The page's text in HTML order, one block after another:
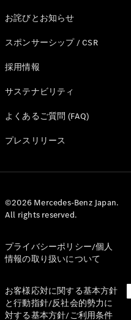
お詫びとお知らせ
スポンサーシップ / CSR
採用情報
サステナビリティ
よくあるご質問 (FAQ)
プレスリリース
©2026 Mercedes-Benz Japan.
All rights reserved.
プライバシーポリシー/個人
情報の取り扱いについて
お客様応対に関する基本方針
と行動指針/反社会的勢力に
対する基本方針/ご利用条件